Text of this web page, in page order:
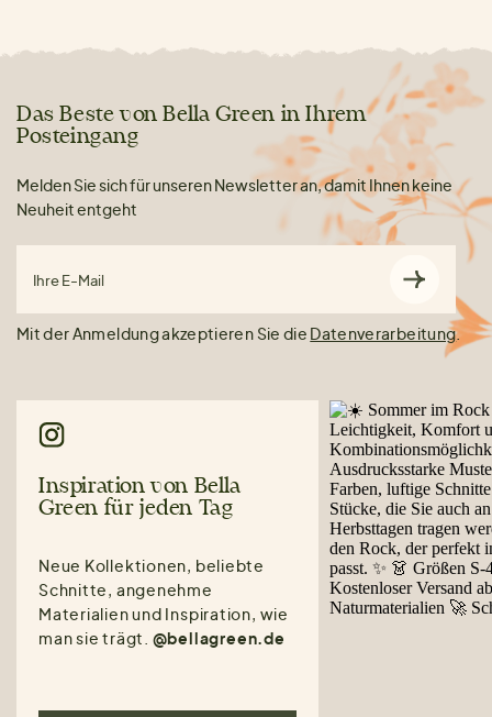
Das Beste von Bella Green in Ihrem
Posteingang
Melden Sie sich für unseren Newsletter an, damit Ihnen keine
Neuheit entgeht
Ihre E-Mail
Mit der Anmeldung akzeptieren Sie die Datenverarbeitung.
Inspiration von Bella
Green für jeden Tag
Neue Kollektionen, beliebte
Schnitte, angenehme
Materialien und Inspiration, wie
man sie trägt. @bellagreen.de